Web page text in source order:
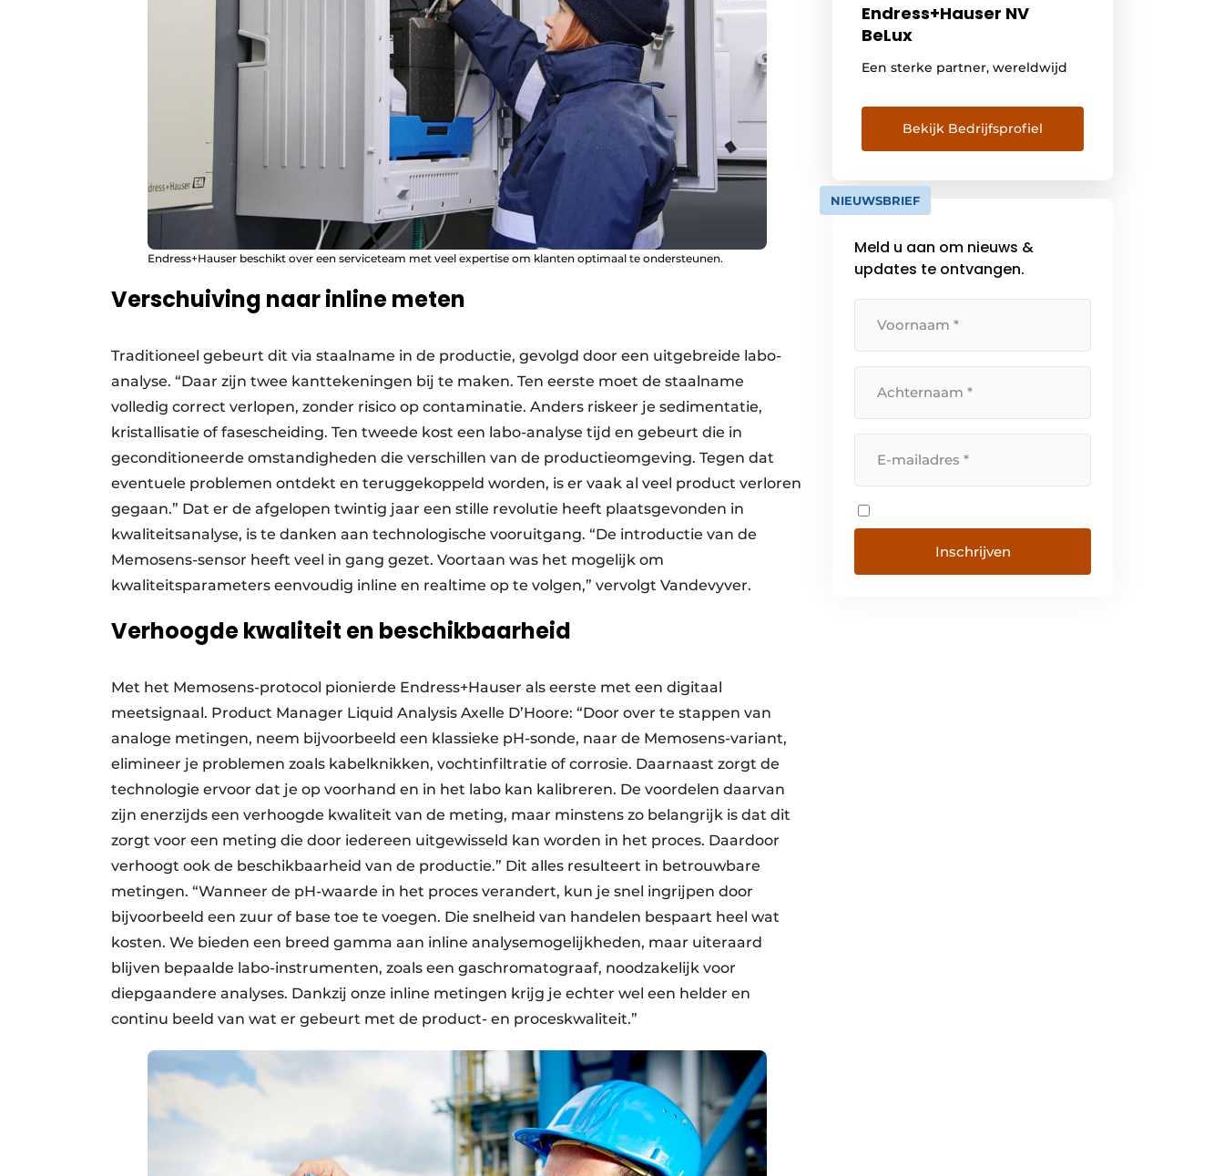
Endress+Hauser beschikt over een serviceteam met veel expertise om klanten optimaal te ondersteunen.
Verschuiving naar inline meten
Traditioneel gebeurt dit via staalname in de productie, gevolgd door een uitgebreide labo-
analyse. “Daar zijn twee kanttekeningen bij te maken. Ten eerste moet de staalname
volledig correct verlopen, zonder risico op contaminatie. Anders riskeer je sedimentatie,
kristallisatie of fasescheiding. Ten tweede kost een labo-analyse tijd en gebeurt die in
geconditioneerde omstandigheden die verschillen van de productieomgeving. Tegen dat
eventuele problemen ontdekt en teruggekoppeld worden, is er vaak al veel product verloren
gegaan.” Dat er de afgelopen twintig jaar een stille revolutie heeft plaatsgevonden in
kwaliteitsanalyse, is te danken aan technologische vooruitgang. “De introductie van de
Memosens-sensor heeft veel in gang gezet. Voortaan was het mogelijk om
kwaliteitsparameters eenvoudig inline en realtime op te volgen,” vervolgt Vandevyver.
Verhoogde kwaliteit en beschikbaarheid
Met het Memosens-protocol pionierde Endress+Hauser als eerste met een digitaal
meetsignaal. Product Manager Liquid Analysis Axelle D’Hoore: “Door over te stappen van
analoge metingen, neem bijvoorbeeld een klassieke pH-sonde, naar de Memosens-variant,
elimineer je problemen zoals kabelknikken, vochtinfiltratie of corrosie. Daarnaast zorgt de
technologie ervoor dat je op voorhand en in het labo kan kalibreren. De voordelen daarvan
zijn enerzijds een verhoogde kwaliteit van de meting, maar minstens zo belangrijk is dat dit
zorgt voor een meting die door iedereen uitgewisseld kan worden in het proces. Daardoor
verhoogt ook de beschikbaarheid van de productie.” Dit alles resulteert in betrouwbare
metingen. “Wanneer de pH-waarde in het proces verandert, kun je snel ingrijpen door
bijvoorbeeld een zuur of base toe te voegen. Die snelheid van handelen bespaart heel wat
kosten. We bieden een breed gamma aan inline analysemogelijkheden, maar uiteraard
blijven bepaalde labo-instrumenten, zoals een gaschromatograaf, noodzakelijk voor
diepgaandere analyses. Dankzij onze inline metingen krijg je echter wel een helder en
continu beeld van wat er gebeurt met de product- en proceskwaliteit.”
Endress+Hauser NV
BeLux
Een sterke partner, wereldwijd
Bekijk Bedrijfsprofiel
NIEUWSBRIEF
Meld u aan om nieuws &
updates te ontvangen.